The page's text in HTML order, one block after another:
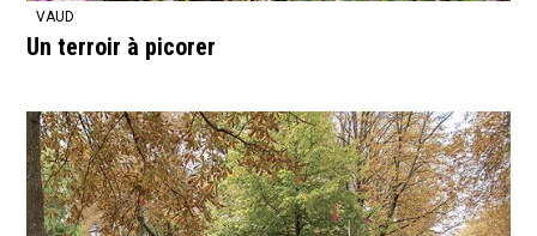
VAUD
Un terroir à picorer